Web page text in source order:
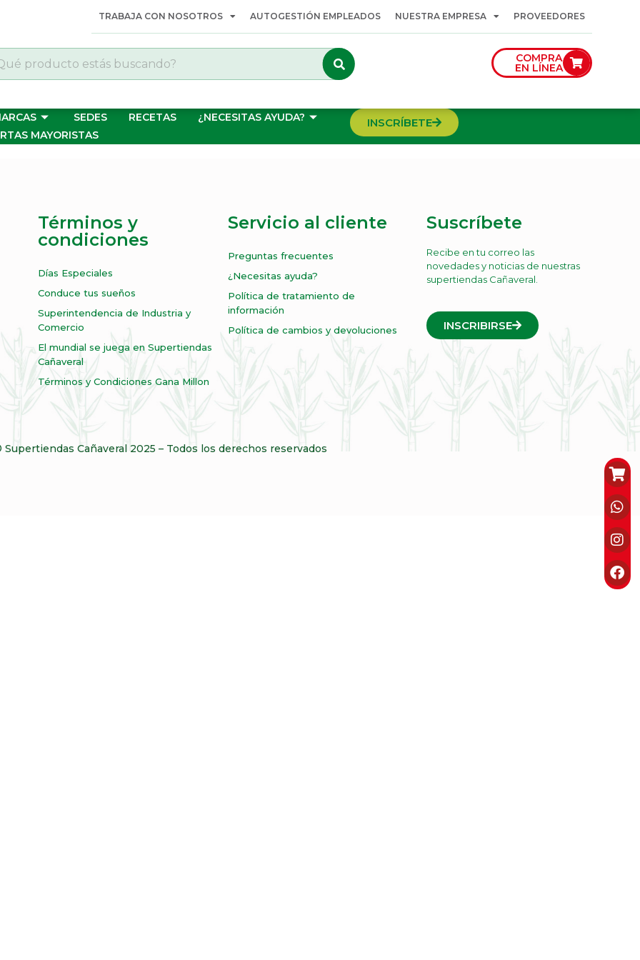
TRABAJA CON NOSOTROS AUTOGESTIÓN EMPLEADOS NUESTRA EMPRESA PROVEEDORES
COMPRA
EN LÍNEA
SEDES RECETAS
¿NECESITAS AYUDA?
MAYORISTAS
INSCRÍBETE
Términos y
condiciones
Días Especiales
Conduce tus sueños
Superintendencia de Industria y
Comercio
El mundial se juega en Supertiendas
Cañaveral
Términos y Condiciones Gana Millon
Servicio al cliente
Preguntas frecuentes
¿Necesitas ayuda?
Política de tratamiento de
información
Política de cambios y devoluciones
Suscríbete
Recibe en tu correo las
novedades y noticias de nuestras
supertiendas Cañaveral.
INSCRIBIRSE
Supertiendas Cañaveral 2025 – Todos los derechos reservados